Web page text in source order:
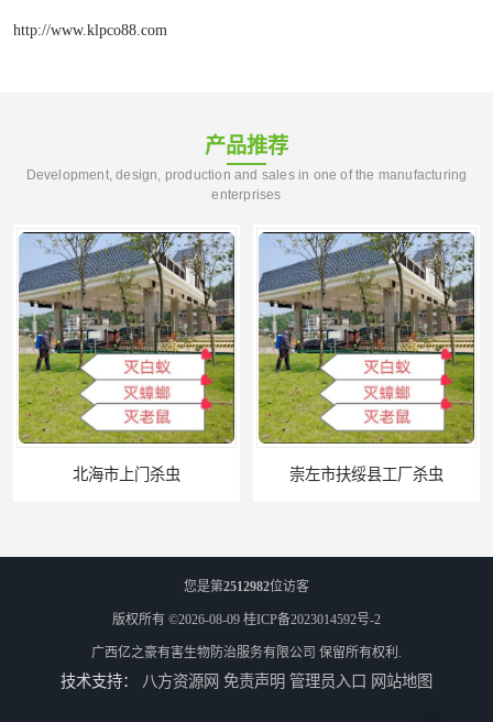
http://www.klpco88.com
产品推荐
Development, design, production and sales in one of the manufacturing
enterprises
北海市上门杀虫 崇左市扶绥县工厂杀虫
您是第2512982位访客
版权所有 ©2026-08-09 桂ICP备2023014592号-2
广西亿之豪有害生物防治服务有限公司 保留所有权利.
技术支持： 八方资源网 免责声明 管理员入口 网站地图